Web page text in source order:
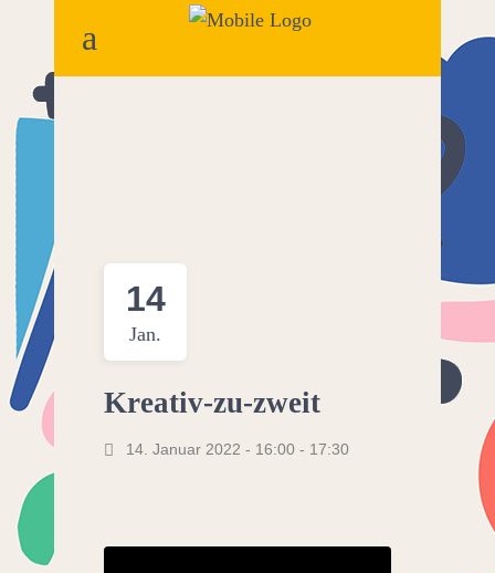
14
Jan.
Kreativ-zu-zweit
14. Januar 2022 - 16:00 - 17:30